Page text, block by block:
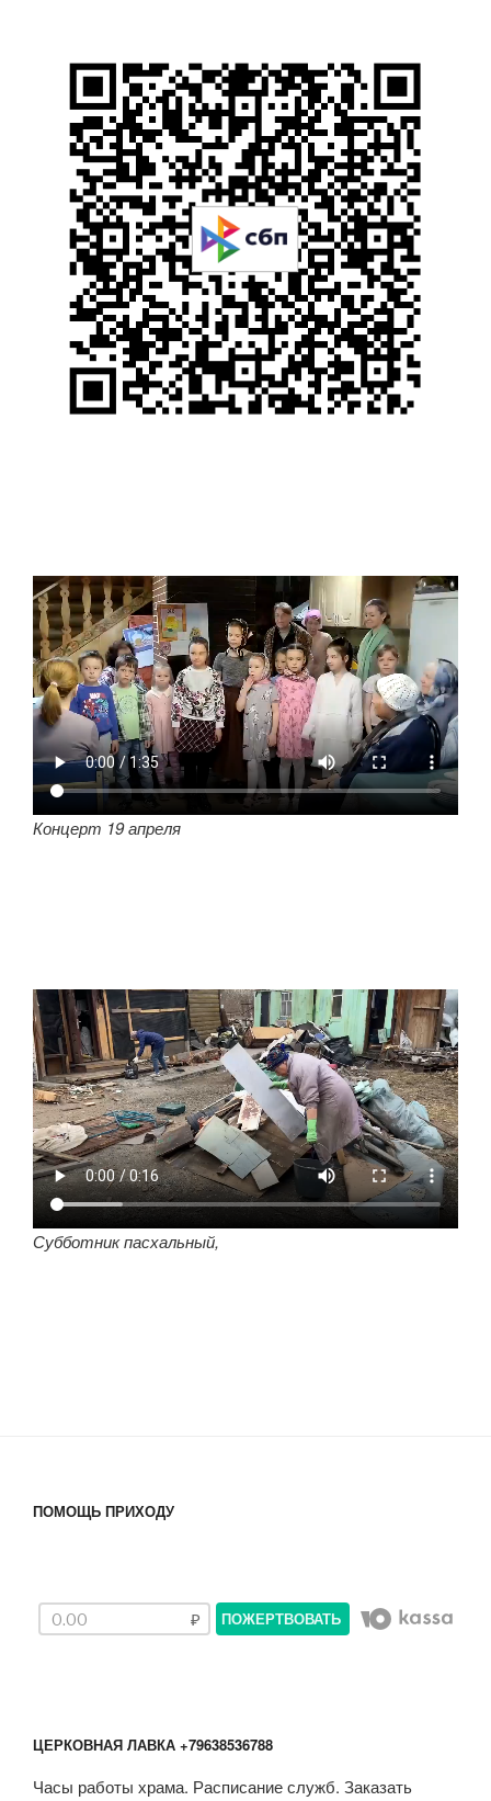
Концерт 19 апреля
Субботник пасхальный,
ПОМОЩЬ ПРИХОДУ
ПОЖЕРТВОВАТЬ
ЦЕРКОВНАЯ ЛАВКА +79638536788
Часы работы храма. Расписание служб. Заказать